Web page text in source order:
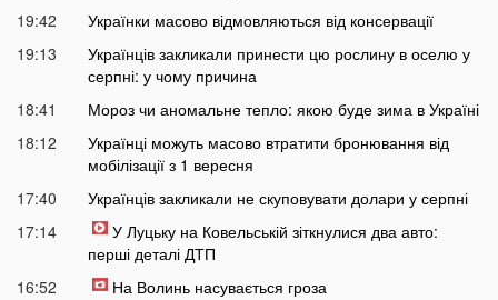
19:42
Українки масово відмовляються від консервації
19:13
Українців закликали принести цю рослину в оселю у
серпні: у чому причина
18:41
Мороз чи аномальне тепло: якою буде зима в Україні
18:12
Українці можуть масово втратити бронювання від
мобілізації з 1 вересня
17:40
Українців закликали не скуповувати долари у серпні
17:14
У Луцьку на Ковельській зіткнулися два авто:
перші деталі ДТП
16:52
На Волинь насувається гроза